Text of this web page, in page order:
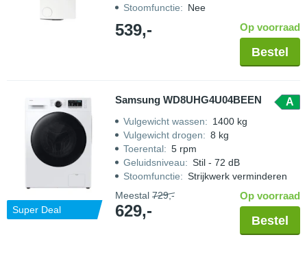
Stoomfunctie: Nee
539,- Op voorraad
Bestel
Super Deal
Samsung WD8UHG4U04BEEN A
Vulgewicht wassen: 1400 kg
Vulgewicht drogen: 8 kg
Toerental: 5 rpm
Geluidsniveau: Stil - 72 dB
Stoomfunctie: Strijkwerk verminderen
Meestal 729,-
629,-
Op voorraad
Bestel